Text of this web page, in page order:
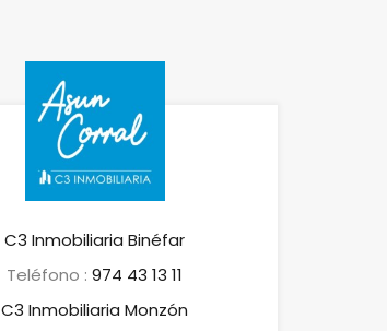
C3 Inmobiliaria Binéfar
Teléfono :974 43 13 11
C3 Inmobiliaria Monzón